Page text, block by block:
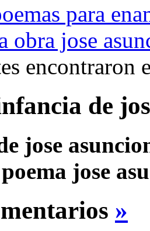
para
obra jose
encontraron
de
jose
jose
»